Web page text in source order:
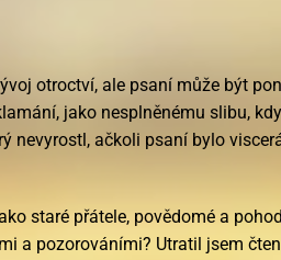
otroctví, ale psaní může být
jako nesplněnému slibu,
nevyrostl, ačkoli psaní bylo
staré přátele, povědomé a
a pozorováními? Utratil jsem